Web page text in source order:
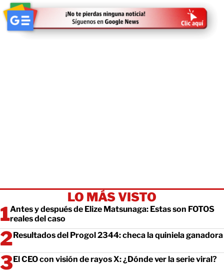
LO MÁS VISTO
Antes y después de Elize Matsunaga: Estas son FOTOS
reales del caso
Resultados del Progol 2344: checa la quiniela ganadora
El CEO con visión de rayos X: ¿Dónde ver la serie viral?